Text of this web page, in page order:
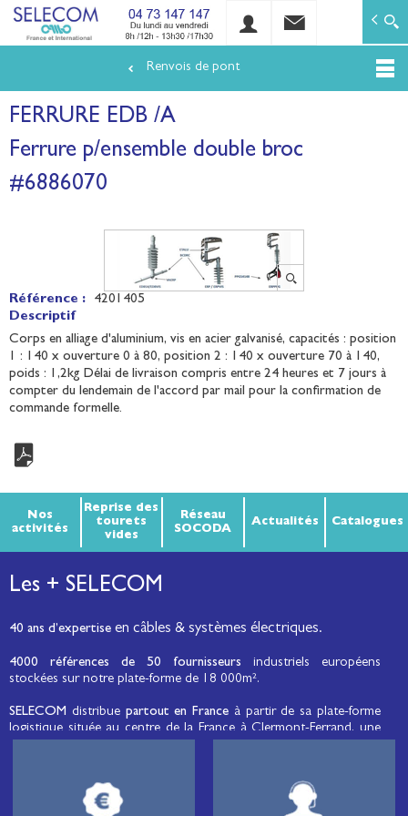
au
contenu
SELECOM
Matériels de réseaux électriques basse tension et
Renvois de pont
FERRURE EDB /A
Ferrure p/ensemble double broc
#6886070
Référence :
4201405
Descriptif
Corps en alliage d'aluminium, vis en acier galvanisé, capacités : position
1 : 140 x ouverture 0 à 80, position 2 : 140 x ouverture 70 à 140,
poids : 1,2kg Délai de livraison compris entre 24 heures et 7 jours à
compter du lendemain de l'accord par mail pour la confirmation de
commande formelle.
Nos
activités
Reprise des
tourets
vides
Réseau
SOCODA
Actualités Catalogues
Les + SELECOM
40 ans d’expertise en câbles & systèmes électriques.
4000 références de 50 fournisseurs industriels européens
stockées sur notre plate-forme de 18 000m².
SELECOM distribue partout en France à partir de sa plate-forme
logistique située au centre de la France à Clermont-Ferrand, une
, de matériel
d’éclairage public et d'éco-mobilité destinée aux professionnels de